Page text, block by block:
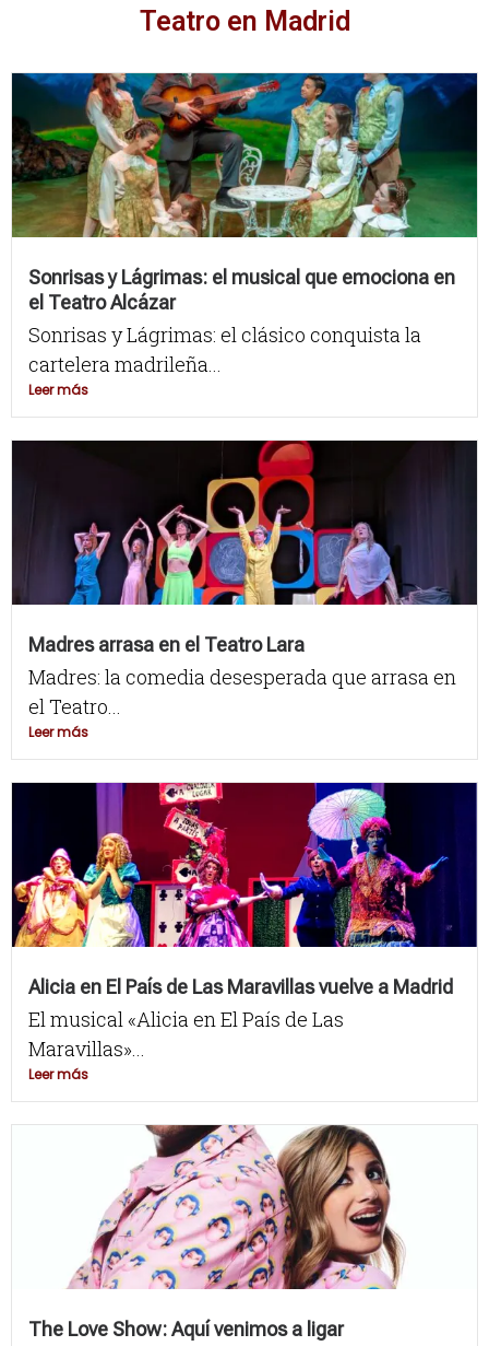
Teatro en Madrid
Sonrisas y Lágrimas: el musical que emociona en
el Teatro Alcázar
Sonrisas y Lágrimas: el clásico conquista la
cartelera madrileña...
Leer más
Madres arrasa en el Teatro Lara
Madres: la comedia desesperada que arrasa en
el Teatro...
Leer más
Alicia en El País de Las Maravillas vuelve a Madrid
El musical «Alicia en El País de Las
Maravillas»...
Leer más
The Love Show: Aquí venimos a ligar